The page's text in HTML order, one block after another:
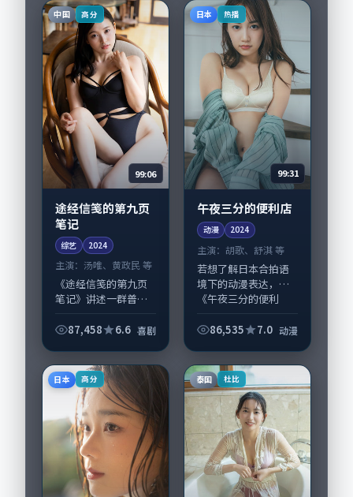
事围绕当代都市中的
抉择与救赎展开...
导演宁浩擅长留白叙
事，朱一龙、苍井优
中国 高分
99:06
途经信笺的第九页
笔记
综艺 2024
主演： 汤唯、黄政民 等
《途经信笺的第九页
笔记》讲述一群普通
改写人生轨迹的故
头。导演王小帅擅长
留白叙事，汤唯、黄
87,458 6.6 喜剧
日本 热播
99:31
午夜三分的便利店
动漫 2024
主演： 胡歌、舒淇 等
若想了解日本合拍语
境下的动漫表达，
《午夜三分的便利
侧重人物动机与生活
重。影片2024年面世
后...
86,535 7.0 动漫
日本 高分 泰国 杜比